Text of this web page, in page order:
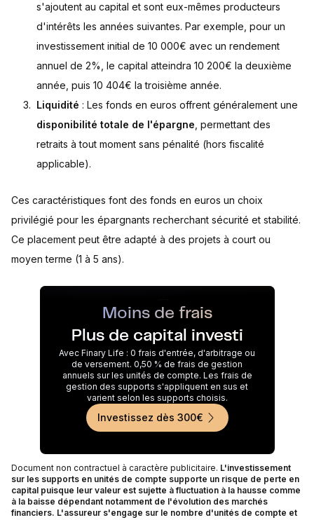
s'ajoutent au capital et sont eux-mêmes producteurs
d'intérêts les années suivantes. Par exemple, pour un
investissement initial de 10 000€ avec un rendement
annuel de 2%, le capital atteindra 10 200€ la deuxième
année, puis 10 404€ la troisième année.
Liquidité : Les fonds en euros offrent généralement une
disponibilité totale de l'épargne , permettant des
retraits à tout moment sans pénalité (hors fiscalité
applicable).
Ces caractéristiques font des fonds en euros un choix
privilégié pour les épargnants recherchant sécurité et stabilité.
Ce placement peut être adapté à des projets à court ou
moyen terme (1 à 5 ans).
Moins de frais
Plus de capital investi
Avec Finary Life : 0 frais d'entrée, d'arbitrage ou
de versement. 0,50 % de frais de gestion
annuels sur les unités de compte. Les frais de
gestion des supports s'appliquent en sus et
varient selon les supports choisis.
Investissez dès 300€
Document non contractuel à caractère publicitaire. L'investissement
sur les supports en unités de compte supporte un risque de perte en
capital puisque leur valeur est sujette à fluctuation à la hausse comme
à la baisse dépendant notamment de l'évolution des marchés
financiers. L'assureur s'engage sur le nombre d'unités de compte et